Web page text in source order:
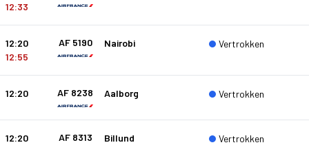
12:33
12:20
12:55
AF 5190 Nairobi Vertrokken
12:20 AF 8238 Aalborg Vertrokken
12:20
AF 8313 Billund Vertrokken